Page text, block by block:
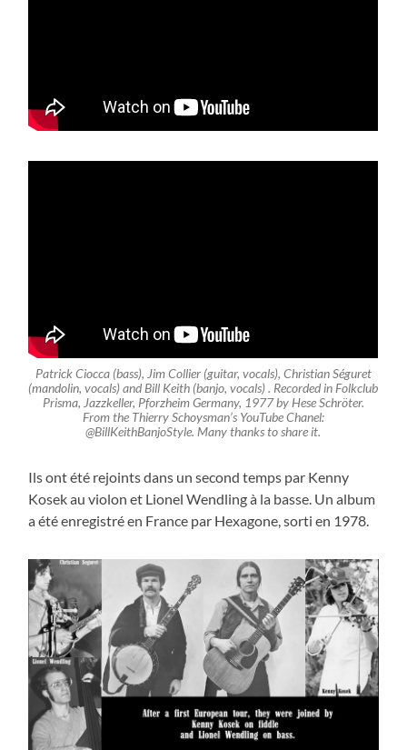
Patrick Ciocca (bass), Jim Collier (guitar, vocals), Christian Séguret
(mandolin, vocals) and Bill Keith (banjo, vocals) . Recorded in Folkclub
Prisma, Jazzkeller, Pforzheim Germany, 1977 by Hese Schröter.
From the Thierry Schoysman’s YouTube Chanel:
@BillKeithBanjoStyle. Many thanks to share it.
Ils ont été rejoints dans un second temps par Kenny
Kosek au violon et Lionel Wendling à la basse. Un album
a été enregistré en France par Hexagone, sorti en 1978.